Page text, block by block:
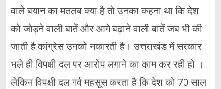
वाले बयान का मतलब क्या है तो उनका कहना था कि देश
को जोड़ने वाली बातें और आगे बढ़ाने वाली बातें जब भी की
जाती है कांग्रेस उनको नकारती है। उत्तराखंड में सरकार
भले ही विपक्षी दल पर आरोप लगाने का काम कर रही हो ।
लेकिन विपक्षी दल गर्व महसूस करता है कि देश को 70 साल